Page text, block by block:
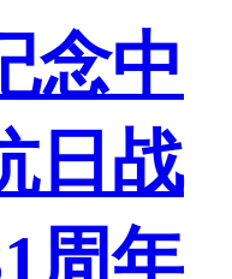
念中
日战
周年